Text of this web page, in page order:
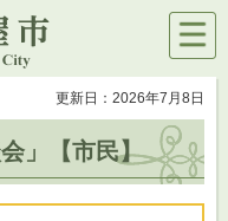
メニ
ュー
更新日：2026年7月8日
」【市民】